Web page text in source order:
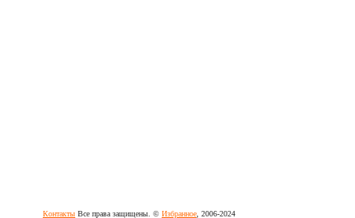
Контакты Все права защищены. © Избранное , 2006-2024